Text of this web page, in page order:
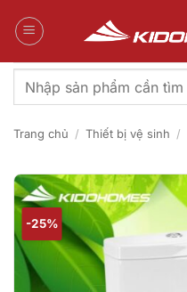
qua
Tìm
kiếm:
Trang chủ / Thiết bị vệ sinh /
-25%